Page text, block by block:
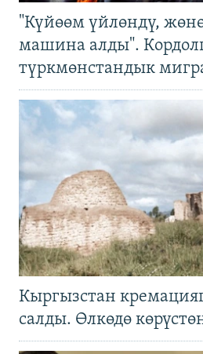
"Күйөөм үйлөндү,
машина алды".
түркмөнстандык
Кыргызстан
салды. Өлкөдө